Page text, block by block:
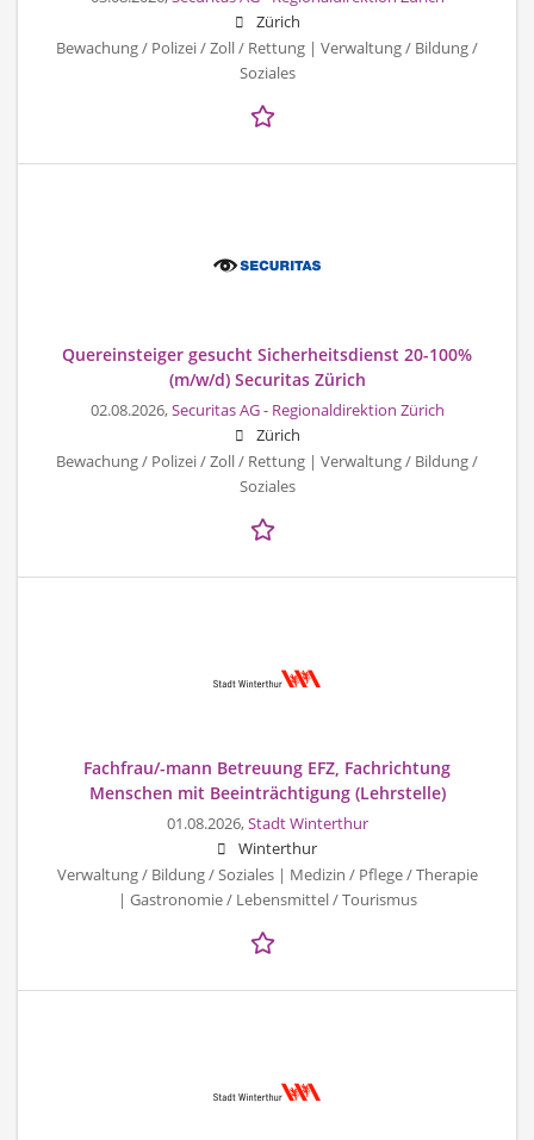
Zürich
Bewachung / Polizei / Zoll / Rettung | Verwaltung / Bildung /
Soziales
Quereinsteiger gesucht Sicherheitsdienst 20-100%
(m/w/d) Securitas Zürich
02.08.2026,Securitas AG - Regionaldirektion Zürich
Zürich
Bewachung / Polizei / Zoll / Rettung | Verwaltung / Bildung /
Soziales
Fachfrau/-mann Betreuung EFZ, Fachrichtung
Menschen mit Beeinträchtigung (Lehrstelle)
01.08.2026,Stadt Winterthur
Winterthur
Verwaltung / Bildung / Soziales | Medizin / Pflege / Therapie
| Gastronomie / Lebensmittel / Tourismus